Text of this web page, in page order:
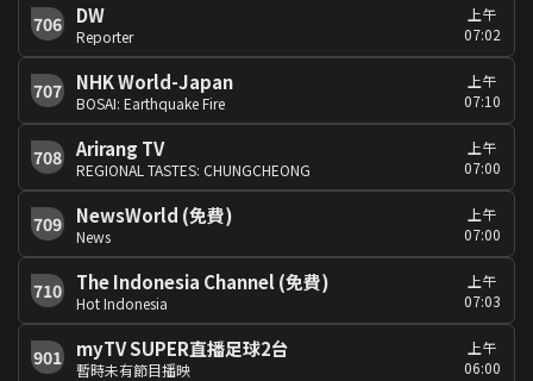
706 DW
Reporter
上午
07:02
707 NHK World-Japan
BOSAI: Earthquake Fire
上午
07:10
708 Arirang TV
REGIONAL TASTES: CHUNGCHEONG
上午
07:00
709 NewsWorld (免費)
News
上午
07:00
710 The Indonesia Channel (免費)
Hot Indonesia
上午
07:03
901 myTV SUPER直播足球2台
暫時未有節目播映
上午
06:00